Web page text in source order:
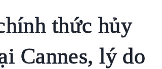
thức hủy
Cannes, lý do